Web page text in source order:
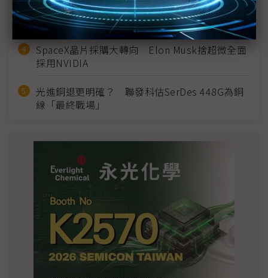
英特爾EMIB良率達標 聯發科第2代ASIC產品
2028準時量產
SpaceX晶片採購大轉向 Elon Musk捨超微全面
採用NVIDIA
光進銅退更明確？ 聯發科估SerDes 448G為銅
線「最終戰場」